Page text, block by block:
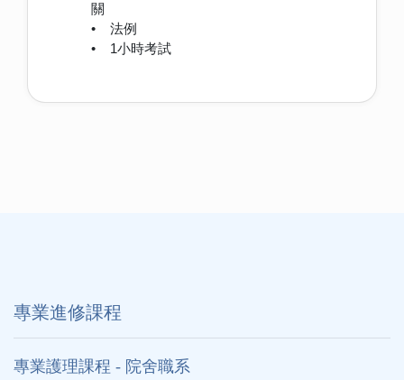
關
• 法例
• 1小時考試
專業進修課程
專業護理課程 - 院舍職系